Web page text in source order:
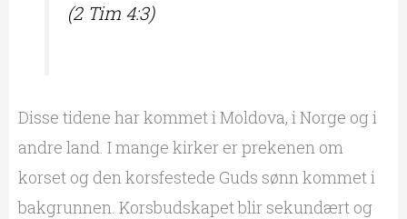
(2 Tim 4:3)
Disse tidene har kommet i Moldova, i Norge og i
andre land. I mange kirker er prekenen om
korset og den korsfestede Guds sønn kommet i
bakgrunnen. Korsbudskapet blir sekundært og